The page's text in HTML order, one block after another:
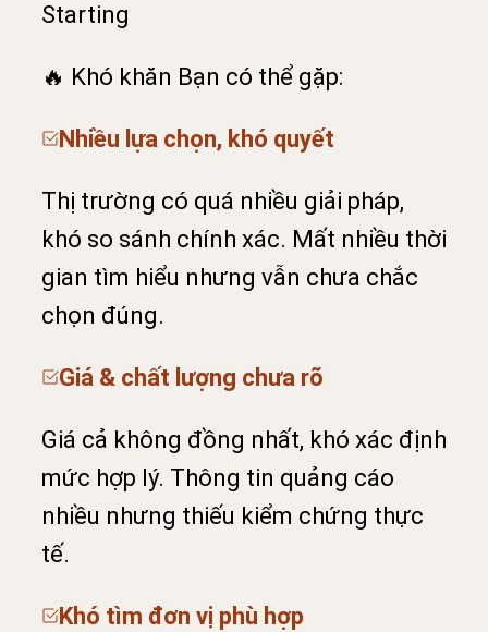
Starting
🔥 Khó khăn Bạn có thể gặp:
Nhiều lựa chọn, khó quyết
Thị trường có quá nhiều giải pháp,
khó so sánh chính xác. Mất nhiều thời
gian tìm hiểu nhưng vẫn chưa chắc
chọn đúng.
Giá & chất lượng chưa rõ
Giá cả không đồng nhất, khó xác định
mức hợp lý. Thông tin quảng cáo
nhiều nhưng thiếu kiểm chứng thực
tế.
Khó tìm đơn vị phù hợp